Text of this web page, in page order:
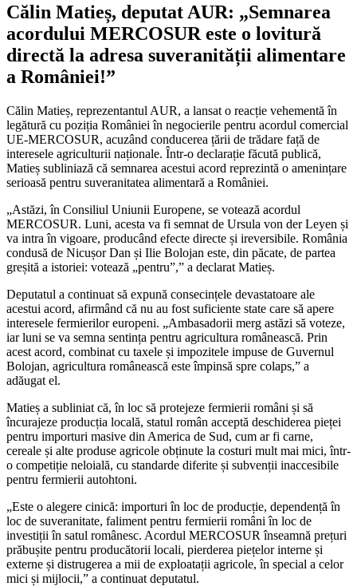
Călin Matieș, deputat AUR: „Semnarea
acordului MERCOSUR este o lovitură
directă la adresa suveranității alimentare
a României!”
Călin Matieș, reprezentantul AUR, a lansat o reacție vehementă în
legătură cu poziția României în negocierile pentru acordul comercial
UE-MERCOSUR, acuzând conducerea țării de trădare față de
interesele agriculturii naționale. Într-o declarație făcută publică,
Matieș subliniază că semnarea acestui acord reprezintă o amenințare
serioasă pentru suveranitatea alimentară a României.
„Astăzi, în Consiliul Uniunii Europene, se votează acordul
MERCOSUR. Luni, acesta va fi semnat de Ursula von der Leyen și
va intra în vigoare, producând efecte directe și ireversibile. România
condusă de Nicușor Dan și Ilie Bolojan este, din păcate, de partea
greșită a istoriei: votează „pentru”,” a declarat Matieș.
Deputatul a continuat să expună consecințele devastatoare ale
acestui acord, afirmând că nu au fost suficiente state care să apere
interesele fermierilor europeni. „Ambasadorii merg astăzi să voteze,
iar luni se va semna sentința pentru agricultura românească. Prin
acest acord, combinat cu taxele și impozitele impuse de Guvernul
Bolojan, agricultura românească este împinsă spre colaps,” a
adăugat el.
Matieș a subliniat că, în loc să protejeze fermierii români și să
încurajeze producția locală, statul român acceptă deschiderea pieței
pentru importuri masive din America de Sud, cum ar fi carne,
cereale și alte produse agricole obținute la costuri mult mai mici, într-
o competiție neloială, cu standarde diferite și subvenții inaccesibile
pentru fermierii autohtoni.
„Este o alegere cinică: importuri în loc de producție, dependență în
loc de suveranitate, faliment pentru fermierii români în loc de
investiții în satul românesc. Acordul MERCOSUR înseamnă prețuri
prăbușite pentru producătorii locali, pierderea piețelor interne și
externe și distrugerea a mii de exploatații agricole, în special a celor
mici și mijlocii,” a continuat deputatul.